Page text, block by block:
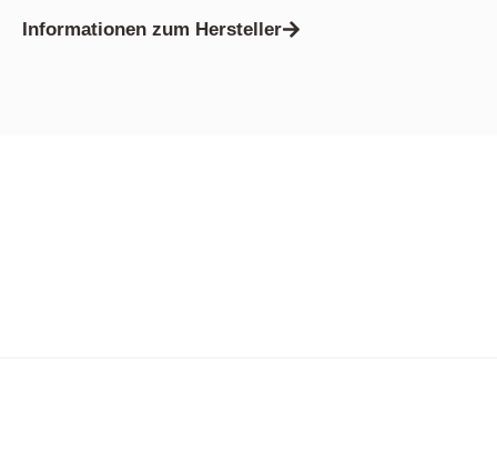
Informationen zum Hersteller